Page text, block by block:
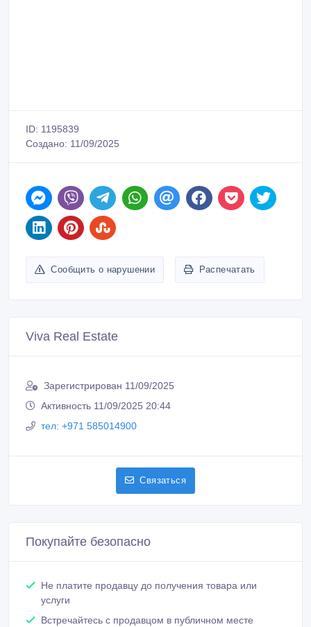
ID: 1195839
Создано: 11/09/2025
Сообщить о нарушении Распечатать
Viva Real Estate
Зарегистрирован 11/09/2025
Активность 11/09/2025 20:44
тел: +971 585014900
Связаться
Покупайте безопасно
Не платите продавцу до получения товара или
услуги
Встречайтесь с продавцом в публичном месте